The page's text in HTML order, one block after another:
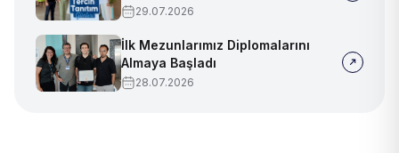
Tanıtım Günleri'nde biz de
29.07.2026
İlk Mezunlarımız Diplomalarını
Almaya Başladı
28.07.2026